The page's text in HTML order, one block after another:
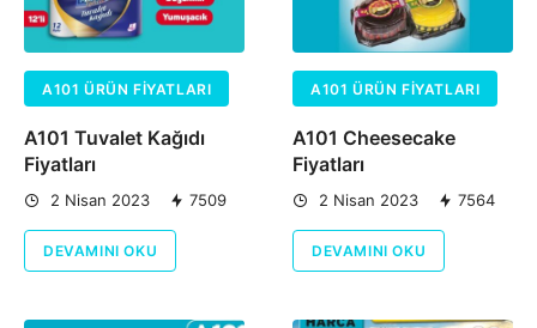
A101 ÜRÜN FIYATLARI
A101 Tuvalet Kağıdı
Fiyatları
2 Nisan 2023 7509
DEVAMINI OKU
A101 ÜRÜN FIYATLARI
A101 Cheesecake
Fiyatları
2 Nisan 2023 7564
DEVAMINI OKU